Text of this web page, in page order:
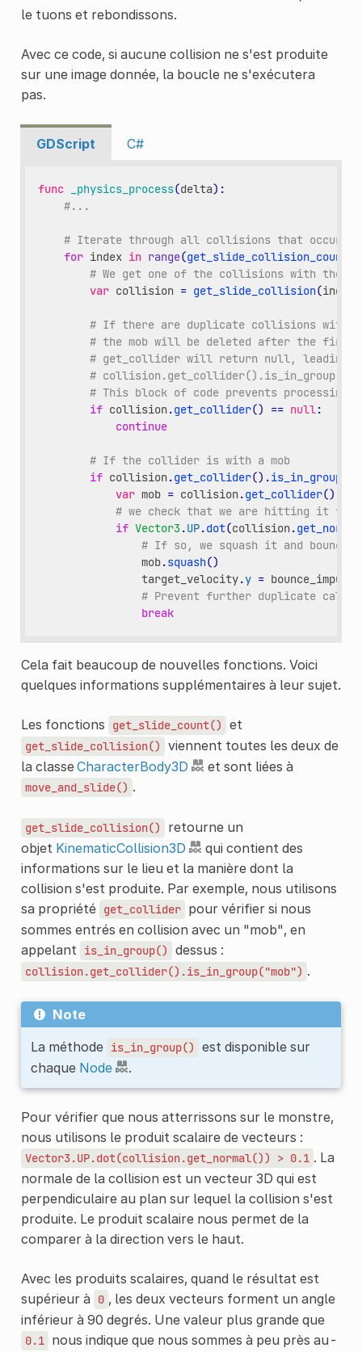
le tuons et rebondissons.
Avec ce code, si aucune collision ne s'est produite
sur une image donnée, la boucle ne s'exécutera
pas.
GDScript C#
func _physics_process(delta):
#...
# Iterate through all collisions that
for index in range(get_slide_collision_count
# We get one of the collisions with the
var collision = get_slide_collision(index
# If there are duplicate collisions with a
# the mob will be deleted after the first
# get_collider will return null, leading
#
# This block of code prevents
if collision.get_collider() == null:
continue
# If the collider is with a mob
if collision.get_collider() .is_in_group
var mob = collision.get_collider()
# we check that we are hitting it from
if Vector3.UP.dot(collision.get_normal
# If so, we squash it and bounce.
mob.squash()
target_velocity.y = bounce_impulse
# Prevent further duplicate calls.
break
Cela fait beaucoup de nouvelles fonctions. Voici
quelques informations supplémentaires à leur sujet.
Les fonctions get_slide_count() et
get_slide_collision()
viennent toutes les deux de
la classeCharacterBody3D et sont liées à
move_and_slide() .
get_slide_collision()
retourne un
objet KinematicCollision3D
qui contient des
informations sur le lieu et la manière dont la
collision s'est produite. Par exemple, nous utilisons
sa propriété get_collider pour vérifier si nous
sommes entrés en collision avec un "mob", en
appelant is_in_group() dessus :
collision.get_collider().is_in_group("mob") .
Note
La méthode is_in_group()
est disponible sur
chaque Node .
Pour vérifier que nous atterrissons sur le monstre,
nous utilisons le produit scalaire de vecteurs :
Vector3.UP.dot(collision.get_normal()) > 0.1 . La
normale de la collision est un vecteur 3D qui est
perpendiculaire au plan sur lequel la collision s'est
produite. Le produit scalaire nous permet de la
comparer à la direction vers le haut.
Avec les produits scalaires, quand le résultat est
supérieur à
0 , les deux vecteurs forment un angle
inférieur à 90 degrés. Une valeur plus grande que
0.1 nous indique que nous sommes à peu près au-